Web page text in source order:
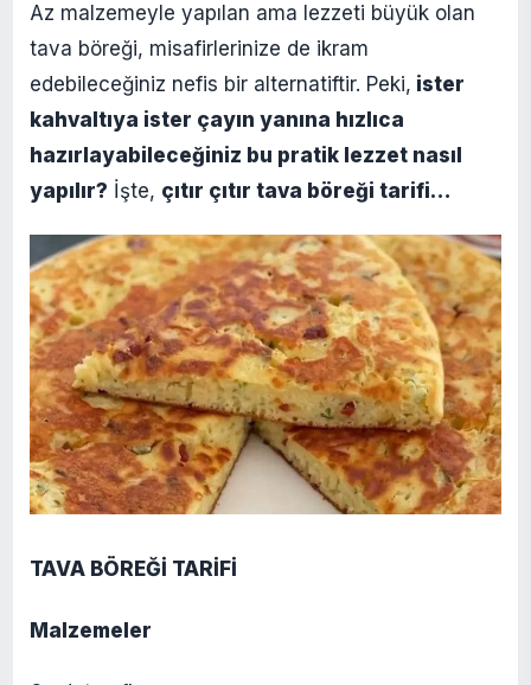
Az malzemeyle yapılan ama lezzeti büyük olan
tava böreği, misafirlerinize de ikram
edebileceğiniz nefis bir alternatiftir. Peki, ister
kahvaltıya ister çayın yanına hızlıca
hazırlayabileceğiniz bu pratik lezzet nasıl
yapılır? İşte, çıtır çıtır tava böreği tarifi…
TAVA BÖREĞİ TARİFİ
Malzemeler